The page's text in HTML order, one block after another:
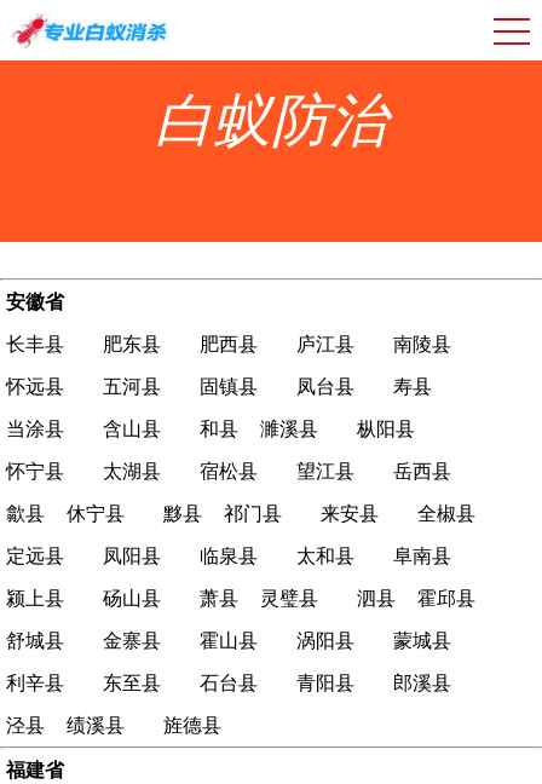
白蚁防治
安徽省
长丰县 肥东县 肥西县 庐江县 南陵县
怀远县 五河县 固镇县 凤台县 寿县
当涂县 含山县 和县 濉溪县 枞阳县
怀宁县 太湖县 宿松县 望江县 岳西县
歙县 休宁县 黟县 祁门县 来安县 全椒县
定远县 凤阳县 临泉县 太和县 阜南县
颍上县 砀山县 萧县 灵璧县 泗县 霍邱县
舒城县 金寨县 霍山县 涡阳县 蒙城县
利辛县 东至县 石台县 青阳县 郎溪县
泾县 绩溪县 旌德县
福建省